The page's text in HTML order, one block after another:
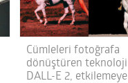
Cümleleri fotoğrafa
dönüştüren teknoloji
DALL-E 2, etkilemeye